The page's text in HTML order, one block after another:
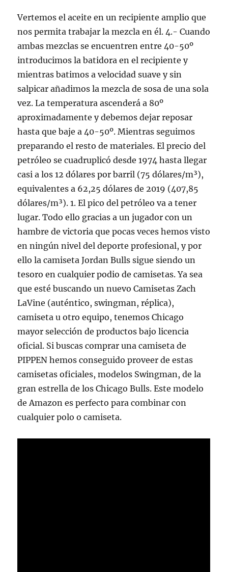
Vertemos el aceite en un recipiente amplio que
nos permita trabajar la mezcla en él. 4.- Cuando
ambas mezclas se encuentren entre 40-50º
introducimos la batidora en el recipiente y
mientras batimos a velocidad suave y sin
salpicar añadimos la mezcla de sosa de una sola
vez. La temperatura ascenderá a 80º
aproximadamente y debemos dejar reposar
hasta que baje a 40-50º. Mientras seguimos
preparando el resto de materiales. El precio del
petróleo se cuadruplicó desde 1974 hasta llegar
casi a los 12 dólares por barril (75 dólares/m³),
equivalentes a 62,25 dólares de 2019 (407,85
dólares/m³). 1. El pico del petróleo va a tener
lugar. Todo ello gracias a un jugador con un
hambre de victoria que pocas veces hemos visto
en ningún nivel del deporte profesional, y por
ello la camiseta Jordan Bulls sigue siendo un
tesoro en cualquier podio de camisetas. Ya sea
que esté buscando un nuevo Camisetas Zach
LaVine (auténtico, swingman, réplica),
camiseta u otro equipo, tenemos Chicago
mayor selección de productos bajo licencia
oficial. Si buscas comprar una camiseta de
PIPPEN hemos conseguido proveer de estas
camisetas oficiales, modelos Swingman, de la
gran estrella de los Chicago Bulls. Este modelo
de Amazon es perfecto para combinar con
cualquier polo o camiseta.